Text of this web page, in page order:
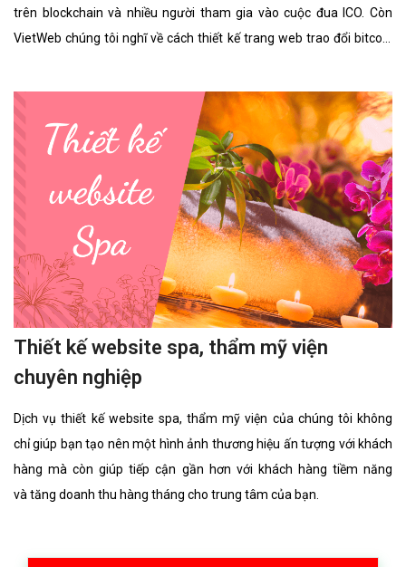
trên blockchain và nhiều người tham gia vào cuộc đua ICO. Còn
VietWeb chúng tôi nghĩ về cách thiết kế trang web trao đổi bitcoin
Thiết kế website spa, thẩm mỹ viện
chuyên nghiệp
Dịch vụ thiết kế website spa, thẩm mỹ viện của chúng tôi không
chỉ giúp bạn tạo nên một hình ảnh thương hiệu ấn tượng với khách
hàng mà còn giúp tiếp cận gần hơn với khách hàng tiềm năng
và tăng doanh thu hàng tháng cho trung tâm của bạn.